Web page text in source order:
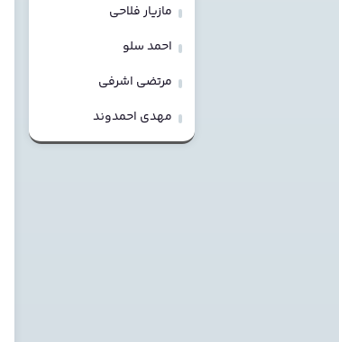
مازیار فلاحی
احمد سلو
مرتضی اشرفی
مهدی احمدوند